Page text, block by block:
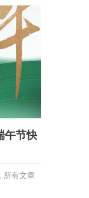
午节快
所有文章